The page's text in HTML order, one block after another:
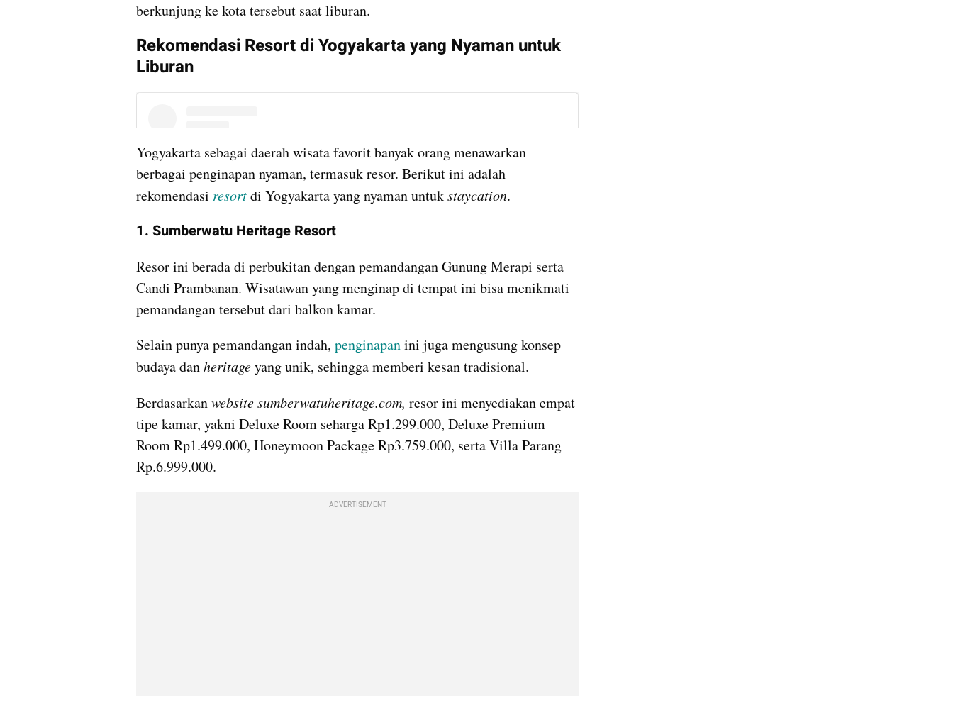
berkunjung ke kota tersebut saat liburan.
Rekomendasi Resort di Yogyakarta yang Nyaman untuk
Liburan
Yogyakarta sebagai daerah wisata favorit banyak orang menawarkan
berbagai penginapan nyaman, termasuk resor. Berikut ini adalah
rekomendasi resort di Yogyakarta yang nyaman untuk staycation.
1. Sumberwatu Heritage Resort
Resor ini berada di perbukitan dengan pemandangan Gunung Merapi serta
Candi Prambanan. Wisatawan yang menginap di tempat ini bisa menikmati
pemandangan tersebut dari balkon kamar.
Selain punya pemandangan indah, penginapan ini juga mengusung konsep
budaya dan heritage yang unik, sehingga memberi kesan tradisional.
Berdasarkan website sumberwatuheritage.com, resor ini menyediakan empat
tipe kamar, yakni Deluxe Room seharga Rp1.299.000, Deluxe Premium
Room Rp1.499.000, Honeymoon Package Rp3.759.000, serta Villa Parang
Rp.6.999.000.
ADVERTISEMENT